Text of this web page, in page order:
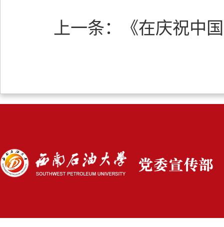
上一条： 《在庆祝中